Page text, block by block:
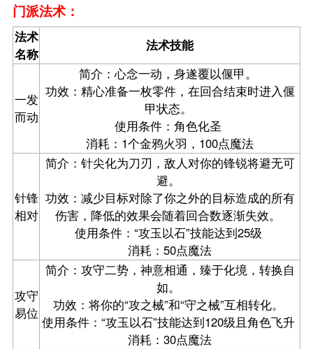
门派法术：
法术
名称
法术技能
一发
而动
简介：心念一动，身遂覆以偃甲。
功效：精心准备一枚零件，在回合结束时进入偃
甲状态。
使用条件：角色化圣
消耗：1个金鸦火羽，100点魔法
针锋
相对
简介：针尖化为刀刃，敌人对你的锋锐将避无可
避。
功效：减少目标对除了你之外的目标造成的所有
伤害，降低的效果会随着回合数逐渐失效。
使用条件：“攻玉以石”技能达到25级
消耗：50点魔法
攻守
易位
简介：攻守二势，神意相通，臻于化境，转换自
如。
功效：将你的“攻之械”和“守之械”互相转化。
使用条件：“攻玉以石”技能达到120级且角色飞升
消耗：30点魔法